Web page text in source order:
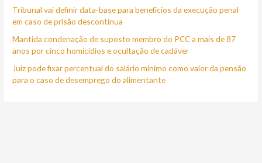
p
o
r
Tribunal vai definir data-base para benefícios da execução penal
em caso de prisão descontínua
Mantida condenação de suposto membro do PCC a mais de 87
anos por cinco homicídios e ocultação de cadáver
Juiz pode fixar percentual do salário mínimo como valor da pensão
para o caso de desemprego do alimentante